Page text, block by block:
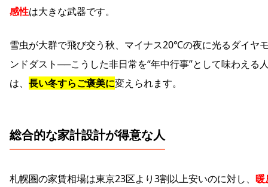
感性は大きな武器です。
雪虫が大群で飛び交う秋、マイナス20℃の夜に光るダイヤ
ンドダスト──こうした非日常を“年中行事”として味わえる
は、 長い冬すらご褒美に変えられます。
総合的な家計設計が得意な人
札幌圏の家賃相場は東京23区より3割以上安いのに対し、 暖